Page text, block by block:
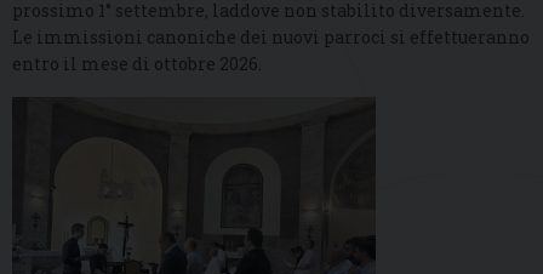
prossimo 1° settembre, laddove non stabilito diversamente.
Le immissioni canoniche dei nuovi parroci si effettueranno
entro il mese di ottobre 2026.